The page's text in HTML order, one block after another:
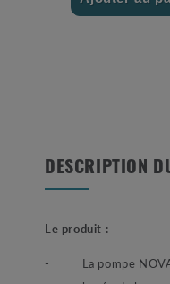
DESCRIPTION
Le produit :
-
La pompe